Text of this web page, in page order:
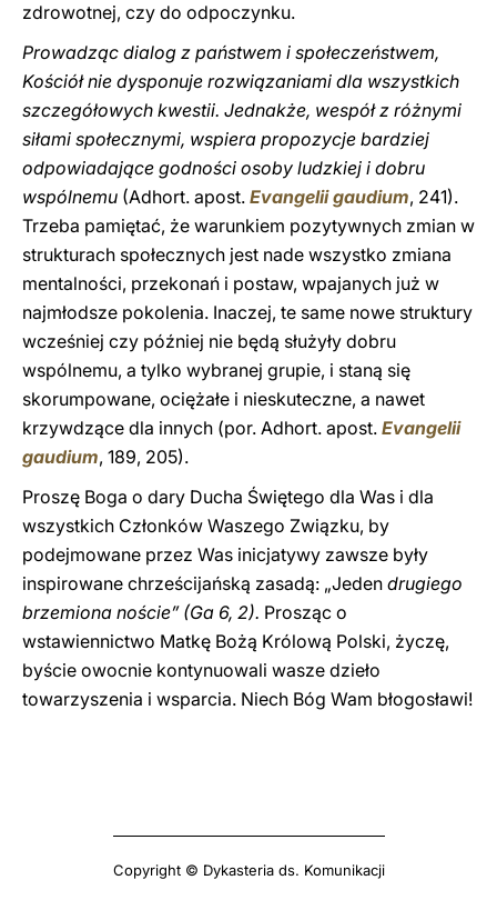
zdrowotnej, czy do odpoczynku.
Prowadząc dialog z państwem i społeczeństwem,
Kościół nie dysponuje rozwiązaniami dla wszystkich
szczegółowych kwestii. Jednakże, wespół z różnymi
siłami społecznymi, wspiera propozycje bardziej
odpowiadające godności osoby ludzkiej i dobru
wspólnemu (Adhort. apost. Evangelii gaudium, 241).
Trzeba pamiętać, że warunkiem pozytywnych zmian w
strukturach społecznych jest nade wszystko zmiana
mentalności, przekonań i postaw, wpajanych już w
najmłodsze pokolenia. Inaczej, te same nowe struktury
wcześniej czy później nie będą służyły dobru
wspólnemu, a tylko wybranej grupie, i staną się
skorumpowane, ociężałe i nieskuteczne, a nawet
krzywdzące dla innych (por. Adhort. apost. Evangelii
gaudium, 189, 205).
Proszę Boga o dary Ducha Świętego dla Was i dla
wszystkich Członków Waszego Związku, by
podejmowane przez Was inicjatywy zawsze były
inspirowane chrześcijańską zasadą: „Jeden drugiego
brzemiona noście” (Ga 6, 2). Prosząc o
wstawiennictwo Matkę Bożą Królową Polski, życzę,
byście owocnie kontynuowali wasze dzieło
towarzyszenia i wsparcia. Niech Bóg Wam błogosławi!
Copyright © Dykasteria ds. Komunikacji